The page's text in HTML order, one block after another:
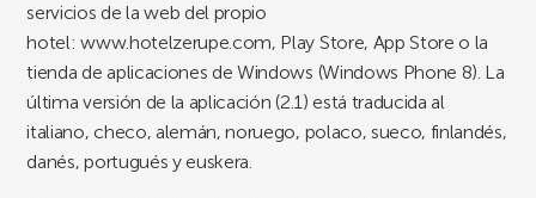
servicios de la web del propio
hotel: www.hotelzerupe.com, Play Store, App Store o la
tienda de aplicaciones de Windows (Windows Phone 8). La
última versión de la aplicación (2.1) está traducida al
italiano, checo, alemán, noruego, polaco, sueco, finlandés,
danés, portugués y euskera.